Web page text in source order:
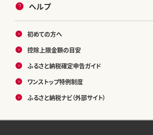
ヘルプ
初めての方へ
控除上限金額の目安
ふるさと納税確定申告ガイド
ワンストップ特例制度
ふるさと納税ナビ（外部サイト）